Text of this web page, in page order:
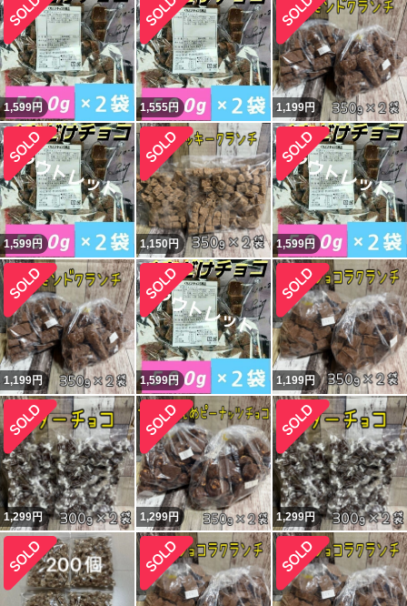
1,599円 1,555円 1,199円
1,599円 1,150円 1,599円
1,199円 1,599円 1,199円
1,299円 1,299円 1,299円